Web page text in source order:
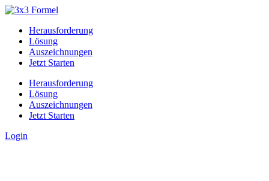
Herausforderung
Lösung
Auszeichnungen
Jetzt Starten
Herausforderung
Lösung
Auszeichnungen
Jetzt Starten
Login